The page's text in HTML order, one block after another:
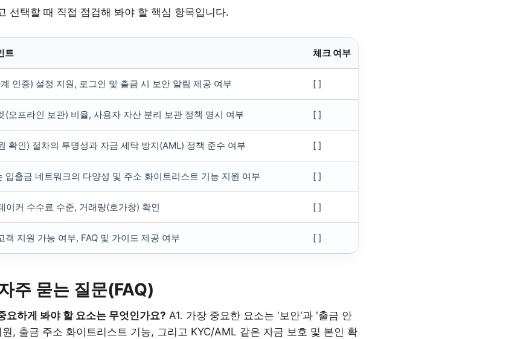
선택할 때 직접 점검해 봐야 할 핵심 항목입니다.
트 체크 여부
인증) 설정 지원, 로그인 및 출금 시 보안 알림 제공 여부 [ ]
(오프라인 보관) 비율, 사용자 자산 분리 보관 정책 명시 여부 [ ]
확인) 절차의 투명성과 자금 세탁 방지(AML) 정책 준수 여부 [ ]
입출금 네트워크의 다양성 및 주소 화이트리스트 기능 지원 여부 [ ]
이커 수수료 수준, 거래량(호가창) 확인 [ ]
객 지원 가능 여부, FAQ 및 가이드 제공 여부 [ ]
주 묻는 질문(FAQ)
요하게 봐야 할 요소는 무엇인가요? A1. 가장 중요한 요소는 '보안'과 '출금 안
, 출금 주소 화이트리스트 기능, 그리고 KYC/AML 같은 자금 보호 및 본인 확